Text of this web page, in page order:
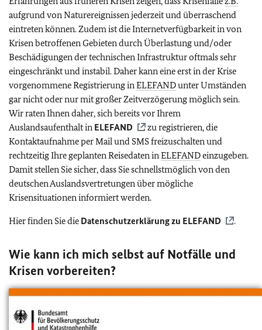
aufgrund von Naturereignissen jederzeit und überraschend
eintreten können. Zudem ist die Internetverfügbarkeit in von
Krisen betroffenen Gebieten durch Überlastung und/oder
Beschädigungen der technischen Infrastruktur oftmals sehr
eingeschränkt und instabil. Daher kann eine erst in der Krise
vorgenommene Registrierung inELEFANDunter Umständen
gar nicht oder nur mit großer Zeitverzögerung möglich sein.
Wir raten Ihnen daher, sich bereits vor Ihrem
Auslandsaufenthalt in ELEFAND
zu registrieren, die
Kontaktaufnahme per Mail und SMS freizuschalten und
rechtzeitig Ihre geplanten Reisedaten inELEFANDeinzugeben.
Damit stellen Sie sicher, dass Sie schnellstmöglich von den
deutschen Auslandsvertretungen über mögliche
Krisensituationen informiert werden.
Hier finden Sie die Datenschutzerklärung zu ELEFAND .
Wie kann ich mich selbst auf Notfälle und
Krisen vorbereiten?